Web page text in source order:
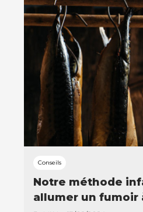
Conseils
Notre méthode
allumer un fumoir